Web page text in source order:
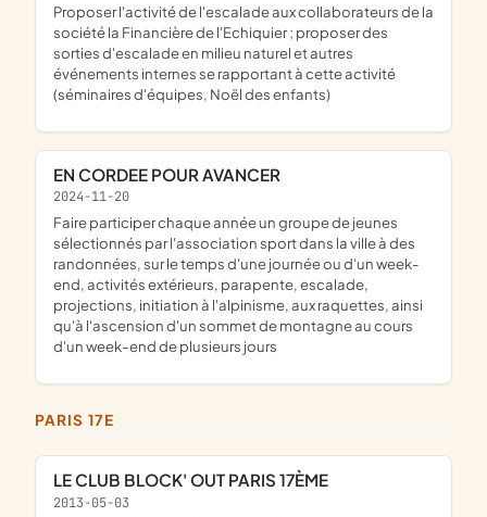
proposer l'activité de l'escalade aux collaborateurs de la
société la Financière de l'Echiquier ; proposer des
sorties d'escalade en milieu naturel et autres
événements internes se rapportant à cette activité
(séminaires d'équipes, Noël des enfants)
EN CORDEE POUR AVANCER
2024-11-20
faire participer chaque année un groupe de jeunes
sélectionnés par l'association sport dans la ville à des
randonnées, sur le temps d'une journée ou d'un week-
end, activités extérieurs, parapente, escalade,
projections, initiation à l'alpinisme, aux raquettes, ainsi
qu'à l'ascension d'un sommet de montagne au cours
d'un week-end de plusieurs jours
PARIS 17E
LE CLUB BLOCK' OUT PARIS 17ÈME
2013-05-03